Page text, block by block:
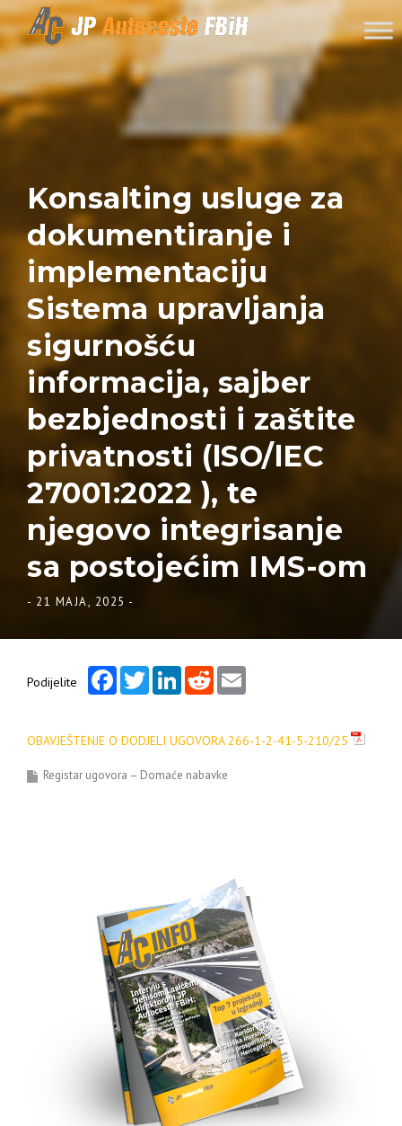
Skip to content
Konsalting usluge za
dokumentiranje i
implementaciju
Sistema upravljanja
sigurnošću
informacija, sajber
bezbjednosti i zaštite
privatnosti (lSO/lEC
27001:2022 ), te
njegovo integrisanje
sa postojećim IMS-om
- 21 MAJA, 2025 -
Podijelite
FacebookTwitterLinkedInReddit
OBAVJEŠTENJE O DODJELI UGOVORA 266-1-2-41-5-210/25
Registar ugovora – Domaće nabavke